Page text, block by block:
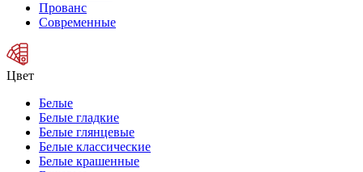
Прованс
Современные
Цвет
Белые
Белые гладкие
Белые глянцевые
Белые классические
Белые крашенные